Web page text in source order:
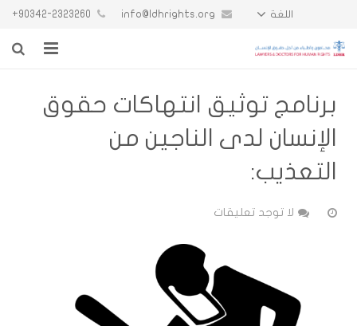
اللغة info@ldhrights.org
90342-2323260+
أخبار المنظمة
برنامج توثيق انتهاكات حقوق
الإنسان لدى الناجين من
التعذيب:
لا توجد تعليقات